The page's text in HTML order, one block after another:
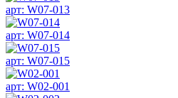
арт: W07-013
арт: W07-014
арт: W07-015
арт: W02-001